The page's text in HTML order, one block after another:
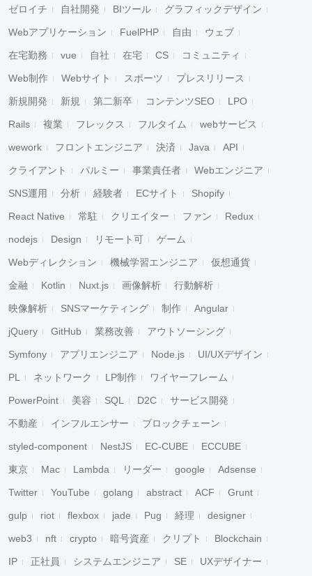
ゼロイチ 自社開発 BIツール グラフィックデザイン
Webアプリケーション FuelPHP 自由 ウェブ
在宅勤務 vue 自社 在宅 CS コミュニティ
Web制作 Webサイト スポーツ プレスリリース
新規開発 新規 第二新卒 コンテンツSEO LPO
Rails 複業 フレックス フルタイム webサービス
wework フロントエンジニア 決済 Java API
クライアント パルミー 事業責任者 Webエンジニア
SNS運用 分析 経験者 ECサイト Shopify
React Native 常駐 クリエイター ファン Redux
nodejs Design リモート可 ゲーム
Webディレクション 機械学習エンジニア 仮想通貨
金融 Kotlin Nuxt.js 画像解析 行動解析
映像解析 SNSマーケティング 制作 Angular
jQuery GitHub 業務改善 アウトソーシング
Symfony アプリエンジニア Node.js UI/UXデザイン
PL ネットワーク LP制作 ワイヤーフレーム
PowerPoint 美容 SQL D2C サービス開発
不動産 インフルエンサー ブロックチェーン
styled-component NestJS EC-CUBE ECCUBE
東京 Mac Lambda リーダー google Adsense
Twitter YouTube golang abstract ACF Grunt
gulp riot flexbox jade Pug 経理 designer
web3 nft crypto 暗号資産 クリプト Blockchain
IP 正社員 システムエンジニア SE UXデザイナー